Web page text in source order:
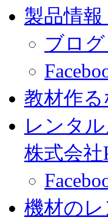
製品情報
ブロ
教材作
レンタ
株式会社
機材の